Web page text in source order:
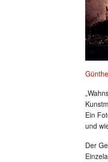
Ein
und
Der